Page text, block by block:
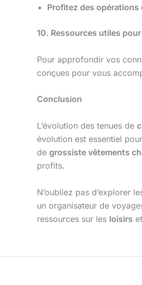
Profitez des opérations
10. Ressources utiles
Pour approfondir vos
conçues pour vous
Conclusion
L’évolution des tenues de
évolution est essentiel
de grossiste vêtements
profits.
N’oubliez pas d’explorer
un organisateur de
ressources sur les loisirs